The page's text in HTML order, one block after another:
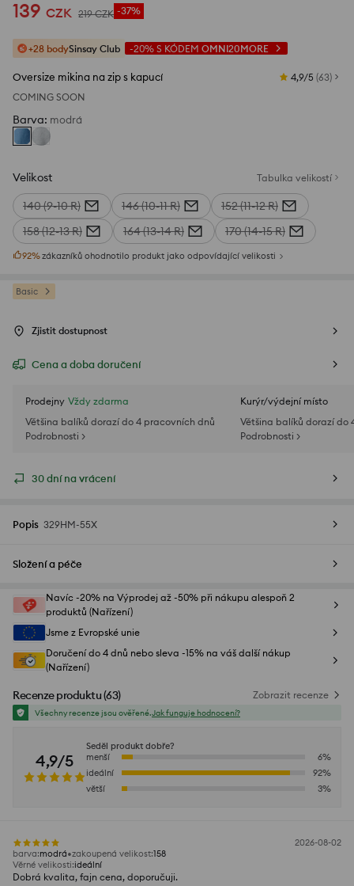
139 CZK 219 CZK -37%
+28 bodySinsay Club -20% S KÓDEM OMNI20MORE
Oversize mikina na zip s kapucí 4,9/5 (63)
COMING SOON
Barva: modrá
Velikost Tabulka velikostí
140 (9-10 R) 146 (10-11 R)
152 (11-12 R)
158 (12-13 R)
164 (13-14 R) 170 (14-15 R)
92%zákazníků ohodnotilo produkt jako odpovídající velikosti
Basic
Zjistit dostupnost
Cena a doba doručení
Prodejny Vždy zdarma
Většina balíků dorazí do 4 pracovních dnů
Podrobnosti >
Kurýr/výdejní místo
Většina balíků dorazí do
Podrobnosti >
30 dní na vrácení
Popis 329HM-55X
Složení a péče
Navíc -20% na Výprodej až -50% při nákupu alespoň 2
produktů (Nařízení)
Jsme z Evropské unie
Doručení do 4 dnů nebo sleva -15% na váš další nákup
(Nařízení)
Recenze produktu(63) Zobrazit recenze
Všechny recenze jsou ověřené.Jak funguje hodnocení?
4,9/5
Seděl produkt dobře?
menší
6%
ideální
92%
větší
3%
2026-08-02
barva:modrá zakoupená velikost:158
Věrné velikosti:ideální
Dobrá kvalita, fajn cena, doporučuji.